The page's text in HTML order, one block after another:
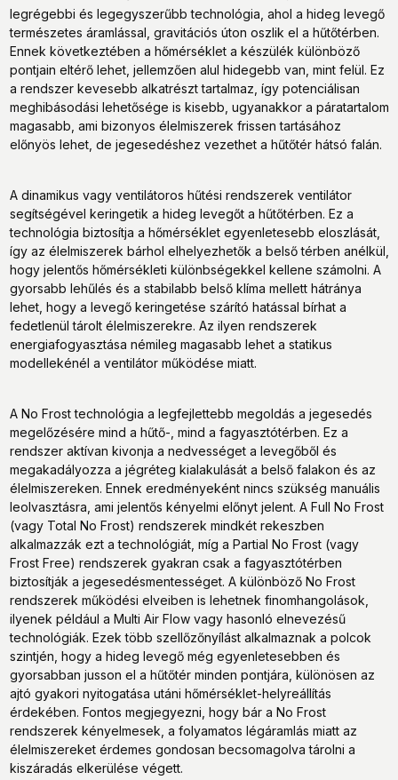
legrégebbi és legegyszerűbb technológia, ahol a hideg levegő
természetes áramlással, gravitációs úton oszlik el a hűtőtérben.
Ennek következtében a hőmérséklet a készülék különböző
pontjain eltérő lehet, jellemzően alul hidegebb van, mint felül. Ez
a rendszer kevesebb alkatrészt tartalmaz, így potenciálisan
meghibásodási lehetősége is kisebb, ugyanakkor a páratartalom
magasabb, ami bizonyos élelmiszerek frissen tartásához
előnyös lehet, de jegesedéshez vezethet a hűtőtér hátsó falán.
A dinamikus vagy ventilátoros hűtési rendszerek ventilátor
segítségével keringetik a hideg levegőt a hűtőtérben. Ez a
technológia biztosítja a hőmérséklet egyenletesebb eloszlását,
így az élelmiszerek bárhol elhelyezhetők a belső térben anélkül,
hogy jelentős hőmérsékleti különbségekkel kellene számolni. A
gyorsabb lehűlés és a stabilabb belső klíma mellett hátránya
lehet, hogy a levegő keringetése szárító hatással bírhat a
fedetlenül tárolt élelmiszerekre. Az ilyen rendszerek
energiafogyasztása némileg magasabb lehet a statikus
modellekénél a ventilátor működése miatt.
A No Frost technológia a legfejlettebb megoldás a jegesedés
megelőzésére mind a hűtő-, mind a fagyasztótérben. Ez a
rendszer aktívan kivonja a nedvességet a levegőből és
megakadályozza a jégréteg kialakulását a belső falakon és az
élelmiszereken. Ennek eredményeként nincs szükség manuális
leolvasztásra, ami jelentős kényelmi előnyt jelent. A Full No Frost
(vagy Total No Frost) rendszerek mindkét rekeszben
alkalmazzák ezt a technológiát, míg a Partial No Frost (vagy
Frost Free) rendszerek gyakran csak a fagyasztótérben
biztosítják a jegesedésmentességet. A különböző No Frost
rendszerek működési elveiben is lehetnek finomhangolások,
ilyenek például a Multi Air Flow vagy hasonló elnevezésű
technológiák. Ezek több szellőzőnyílást alkalmaznak a polcok
szintjén, hogy a hideg levegő még egyenletesebben és
gyorsabban jusson el a hűtőtér minden pontjára, különösen az
ajtó gyakori nyitogatása utáni hőmérséklet-helyreállítás
érdekében. Fontos megjegyezni, hogy bár a No Frost
rendszerek kényelmesek, a folyamatos légáramlás miatt az
élelmiszereket érdemes gondosan becsomagolva tárolni a
kiszáradás elkerülése végett.